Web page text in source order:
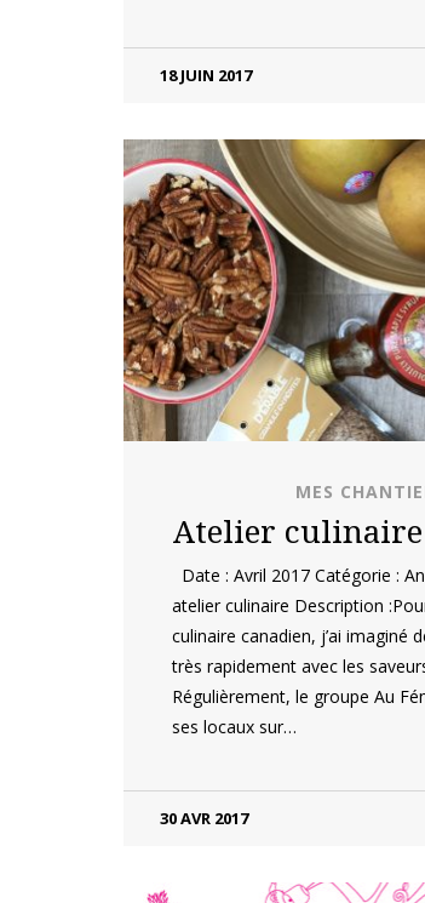
18 JUIN 2017
MES
Atelier
Date : Avril 2017 Catégorie :
atelier culinaire Description
culinaire canadien, j’ai imaginé
très rapidement avec les
Régulièrement, le groupe Au
ses locaux sur…
30 AVR 2017